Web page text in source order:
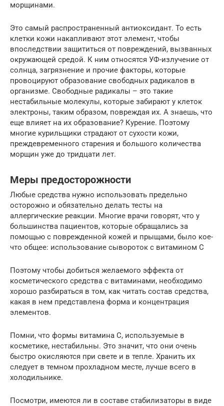
морщинами.
Это самый распространенный антиоксидант. То есть
клетки кожи накапливают этот элемент, чтобы
впоследствии защититься от повреждений, вызванных
окружающей средой. К ним относятся УФ-излучение от
солнца, загрязнение и прочие факторы, которые
провоцируют образование свободных радикалов в
организме. Свободные радикалы – это такие
нестабильные молекулы, которые забирают у клеток
электроны, таким образом, повреждая их. А знаешь, что
еще влияет на их образование? Курение. Поэтому
многие курильщики страдают от сухости кожи,
преждевременного старения и большого количества
морщин уже до тридцати лет.
Меры предосторожности
Любые средства нужно использовать предельно
осторожно и обязательно делать тесты на
аллергические реакции. Многие врачи говорят, что у
большинства пациентов, которые обращались за
помощью с поврежденной кожей и прыщами, было кое-
что общее: использование сывороток с витамином С
Поэтому чтобы добиться желаемого эффекта от
косметического средства с витаминами, необходимо
хорошо разбираться в том, как читать состав средства,
какая в нем представлена форма и концентрация
элементов.
Помни, что формы витамина С, используемые в
косметике, нестабильны. Это значит, что они очень
быстро окисляются при свете и в тепле. Хранить их
следует в темном прохладном месте, лучше всего в
холодильнике.
Посмотри, имеются ли в составе стабилизаторы в виде